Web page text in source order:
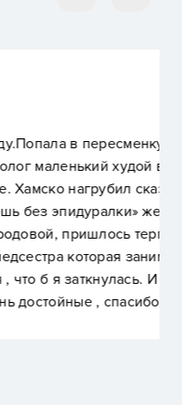
ночная
вредный,
и лежи
делать нечего,
при родах
, бабка в
ключе.А
им!